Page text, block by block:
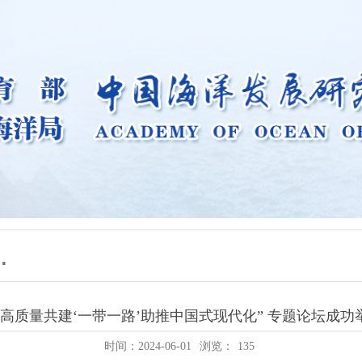
质量共建‘一带一路’助推中国式现代化” 专题论坛成功
时间：2024-06-01 浏览： 135